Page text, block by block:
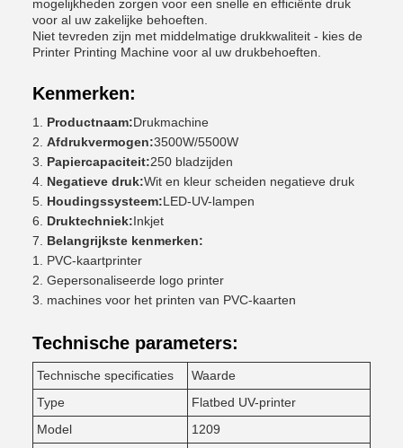
mogelijkheden zorgen voor een snelle en efficiënte druk
voor al uw zakelijke behoeften.
Niet tevreden zijn met middelmatige drukkwaliteit - kies de
Printer Printing Machine voor al uw drukbehoeften.
Kenmerken:
Productnaam:Drukmachine
Afdrukvermogen:3500W/5500W
Papiercapaciteit:250 bladzijden
Negatieve druk:Wit en kleur scheiden negatieve druk
Houdingssysteem:LED-UV-lampen
Druktechniek:Inkjet
Belangrijkste kenmerken:
PVC-kaartprinter
Gepersonaliseerde logo printer
machines voor het printen van PVC-kaarten
Technische parameters:
Technische specificaties
Waarde
Type
Flatbed UV-printer
Model
1209